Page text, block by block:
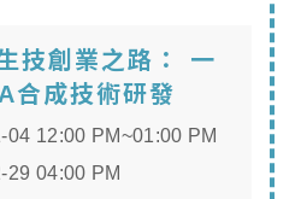
技創業之路： 一
合成技術研發
04 12:00 PM~01:00 PM
29 04:00 PM